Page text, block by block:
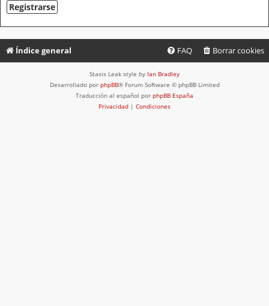
Registrarse
Índice general Borrar cookies
FAQ
Stasis Leak style by Ian Bradley
Desarrollado por phpBB® Forum Software © phpBB Limited
Traducción al español por phpBB España
Privacidad | Condiciones